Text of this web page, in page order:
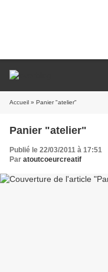
Accueil » Panier "atelier"
Panier "atelier"
Publié le 22/03/2011 à 17:51
Par atoutcoeurcreatif